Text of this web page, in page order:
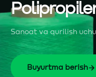
Sanoat va qurilish
Buyurtma berish